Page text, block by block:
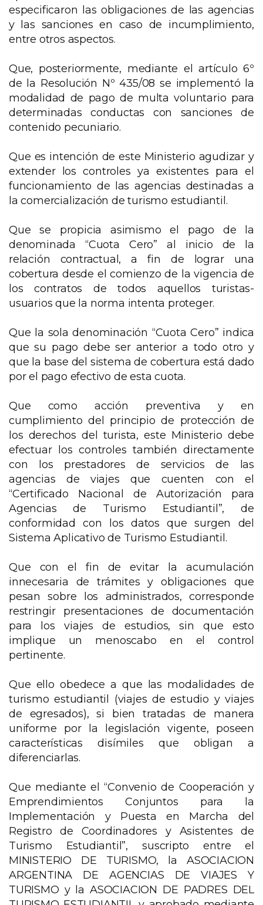
especificaron las obligaciones de las agencias
y las sanciones en caso de incumplimiento,
entre otros aspectos.
Que, posteriormente, mediante el artículo 6º
de la Resolución Nº 435/08 se implementó la
modalidad de pago de multa voluntario para
determinadas conductas con sanciones de
contenido pecuniario.
Que es intención de este Ministerio agudizar y
extender los controles ya existentes para el
funcionamiento de las agencias destinadas a
la comercialización de turismo estudiantil.
Que se propicia asimismo el pago de la
denominada “Cuota Cero” al inicio de la
relación contractual, a fin de lograr una
cobertura desde el comienzo de la vigencia de
los contratos de todos aquellos turistas-
usuarios que la norma intenta proteger.
Que la sola denominación “Cuota Cero” indica
que su pago debe ser anterior a todo otro y
que la base del sistema de cobertura está dado
por el pago efectivo de esta cuota.
Que como acción preventiva y en
cumplimiento del principio de protección de
los derechos del turista, este Ministerio debe
efectuar los controles también directamente
con los prestadores de servicios de las
agencias de viajes que cuenten con el
“Certificado Nacional de Autorización para
Agencias de Turismo Estudiantil”, de
conformidad con los datos que surgen del
Sistema Aplicativo de Turismo Estudiantil.
Que con el fin de evitar la acumulación
innecesaria de trámites y obligaciones que
pesan sobre los administrados, corresponde
restringir presentaciones de documentación
para los viajes de estudios, sin que esto
implique un menoscabo en el control
pertinente.
Que ello obedece a que las modalidades de
turismo estudiantil (viajes de estudio y viajes
de egresados), si bien tratadas de manera
uniforme por la legislación vigente, poseen
características disímiles que obligan a
diferenciarlas.
Que mediante el “Convenio de Cooperación y
Emprendimientos Conjuntos para la
Implementación y Puesta en Marcha del
Registro de Coordinadores y Asistentes de
Turismo Estudiantil”, suscripto entre el
MINISTERIO DE TURISMO, la ASOCIACION
ARGENTINA DE AGENCIAS DE VIAJES Y
TURISMO y la ASOCIACION DE PADRES DEL